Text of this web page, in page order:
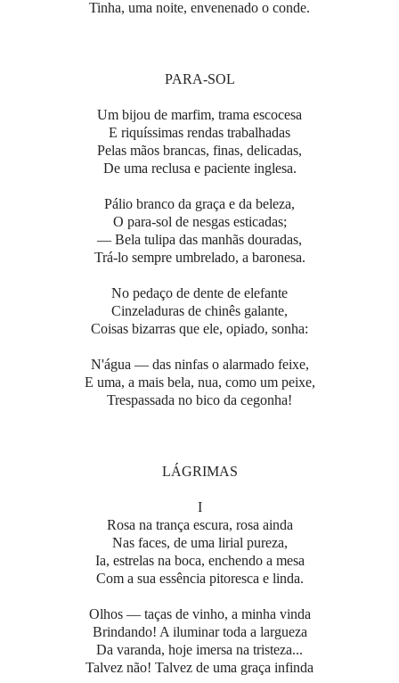
Tinha, uma noite, envenenado o conde.
PARA-SOL
Um bijou de marfim, trama escocesa
E riquíssimas rendas trabalhadas
Pelas mãos brancas, finas, delicadas,
De uma reclusa e paciente inglesa.
Pálio branco da graça e da beleza,
O para-sol de nesgas esticadas;
— Bela tulipa das manhãs douradas,
Trá-lo sempre umbrelado, a baronesa.
No pedaço de dente de elefante
Cinzeladuras de chinês galante,
Coisas bizarras que ele, opiado, sonha:
N'água — das ninfas o alarmado feixe,
E uma, a mais bela, nua, como um peixe,
Trespassada no bico da cegonha!
LÁGRIMAS
I
Rosa na trança escura, rosa ainda
Nas faces, de uma lirial pureza,
Ia, estrelas na boca, enchendo a mesa
Com a sua essência pitoresca e linda.
Olhos — taças de vinho, a minha vinda
Brindando! A iluminar toda a largueza
Da varanda, hoje imersa na tristeza...
Talvez não! Talvez de uma graça infinda